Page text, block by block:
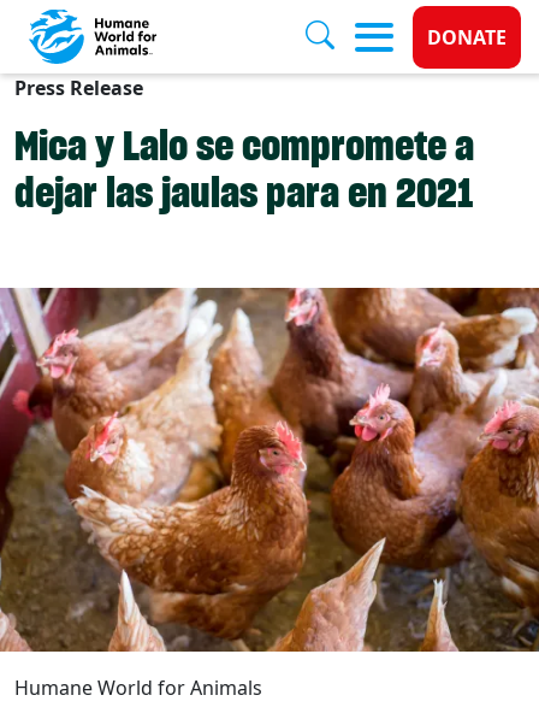
Skip to main content
Donate
DONATE
Press Release
Mica y Lalo se compromete a
dejar las jaulas para en 2021
Humane World for Animals